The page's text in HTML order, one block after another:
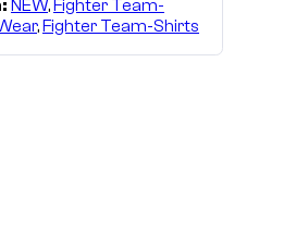
NEW,Fighter Team-
,Fighter Team-Shirts